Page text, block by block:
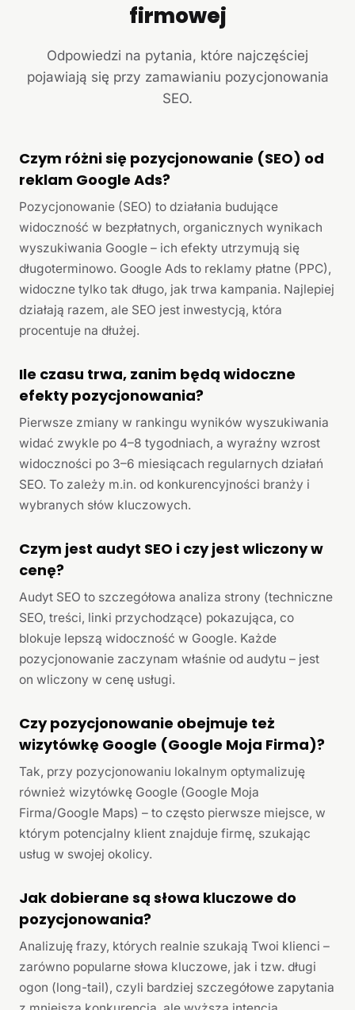
firmowej
Odpowiedzi na pytania, które najczęściej
pojawiają się przy zamawianiu pozycjonowania
SEO.
Czym różni się pozycjonowanie (SEO) od
reklam Google Ads?
Pozycjonowanie (SEO) to działania budujące
widoczność w bezpłatnych, organicznych wynikach
wyszukiwania Google – ich efekty utrzymują się
długoterminowo. Google Ads to reklamy płatne (PPC),
widoczne tylko tak długo, jak trwa kampania. Najlepiej
działają razem, ale SEO jest inwestycją, która
procentuje na dłużej.
Ile czasu trwa, zanim będą widoczne
efekty pozycjonowania?
Pierwsze zmiany w rankingu wyników wyszukiwania
widać zwykle po 4–8 tygodniach, a wyraźny wzrost
widoczności po 3–6 miesiącach regularnych działań
SEO. To zależy m.in. od konkurencyjności branży i
wybranych słów kluczowych.
Czym jest audyt SEO i czy jest wliczony w
cenę?
Audyt SEO to szczegółowa analiza strony (techniczne
SEO, treści, linki przychodzące) pokazująca, co
blokuje lepszą widoczność w Google. Każde
pozycjonowanie zaczynam właśnie od audytu – jest
on wliczony w cenę usługi.
Czy pozycjonowanie obejmuje też
wizytówkę Google (Google Moja Firma)?
Tak, przy pozycjonowaniu lokalnym optymalizuję
również wizytówkę Google (Google Moja
Firma/Google Maps) – to często pierwsze miejsce, w
którym potencjalny klient znajduje firmę, szukając
usług w swojej okolicy.
Jak dobierane są słowa kluczowe do
pozycjonowania?
Analizuję frazy, których realnie szukają Twoi klienci –
zarówno popularne słowa kluczowe, jak i tzw. długi
ogon (long-tail), czyli bardziej szczegółowe zapytania